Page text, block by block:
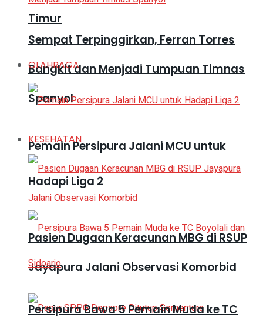
Sempat Terpinggirkan, Ferran Torres
Bangkit dan Menjadi Tumpuan Timnas
Spanyol
KESEHATAN
Pasien Dugaan Keracunan MBG di RSUP
Jayapura Jalani Observasi Komorbid
Timur
OLAHRAGA
Pemain Persipura Jalani MCU untuk
Hadapi Liga 2
Persipura Bawa 5 Pemain Muda ke TC